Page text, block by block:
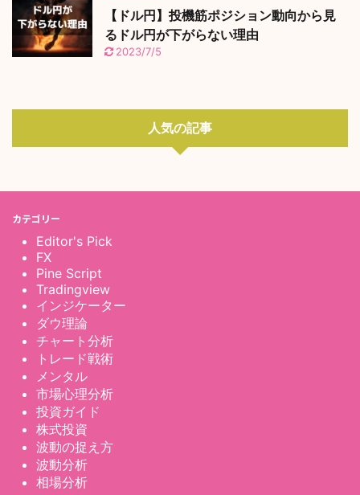
【ドル円】投機筋ポジション動向から見
るドル円が下がらない理由
2023/7/5
人気の記事
カテゴリー
Editor's Pick
FX
Pine Script
Tradingview
インジケーター
ダウ理論
チャート分析
トレード戦術
メンタル
市場心理分析
投資ガイド
株式投資
波動の捉え方
波動分析
相場分析